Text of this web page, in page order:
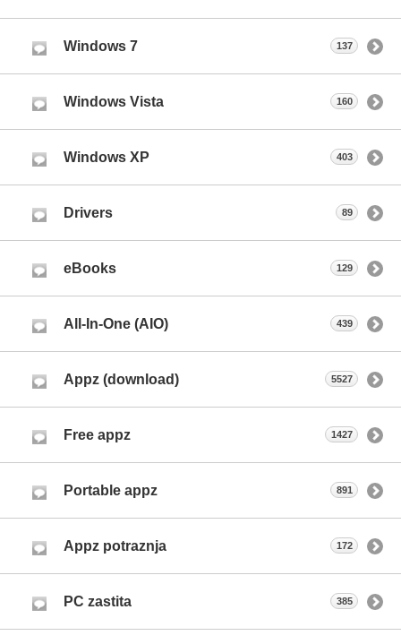
Windows 7 137
Windows Vista 160
Windows XP 403
Drivers 89
eBooks 129
All-In-One (AIO) 439
Appz (download) 5527
Free appz 1427
Portable appz 891
Appz potraznja 172
PC zastita 385